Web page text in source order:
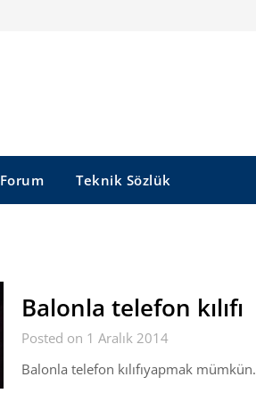
Forum Teknik Sözlük
Balonla telefon kılıfı
Posted on 1 Aralık 2014
Balonla telefon kılıfıyapmak mümkün.